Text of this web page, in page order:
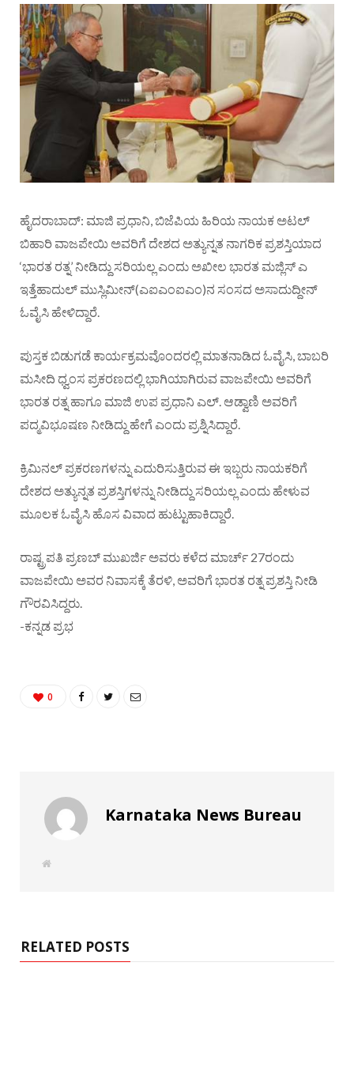
ಹೈದರಾಬಾದ್: ಮಾಜಿ ಪ್ರಧಾನಿ, ಬಿಜೆಪಿಯ ಹಿರಿಯ ನಾಯಕ ಅಟಲ್
ಬಿಹಾರಿ ವಾಜಪೇಯಿ ಅವರಿಗೆ ದೇಶದ ಅತ್ಯುನ್ನತ ನಾಗರಿಕ ಪ್ರಶಸ್ತಿಯಾದ
‘ಭಾರತ ರತ್ನ’ ನೀಡಿದ್ದು ಸರಿಯಲ್ಲ ಎಂದು ಅಖೀಲ ಭಾರತ ಮಜ್ಲಿಸ್ ಎ
ಇತ್ತೆಹಾದುಲ್ ಮುಸ್ಲಿಮೀನ್(ಎಐಎಂಐಎಂ)ನ ಸಂಸದ ಅಸಾದುದ್ದೀನ್
ಓವೈಸಿ ಹೇಳಿದ್ದಾರೆ.
ಪುಸ್ತಕ ಬಿಡುಗಡೆ ಕಾರ್ಯಕ್ರಮವೊಂದರಲ್ಲಿ ಮಾತನಾಡಿದ ಓವೈಸಿ, ಬಾಬರಿ
ಮಸೀದಿ ಧ್ವಂಸ ಪ್ರಕರಣದಲ್ಲಿ ಭಾಗಿಯಾಗಿರುವ ವಾಜಪೇಯಿ ಅವರಿಗೆ
ಭಾರತ ರತ್ನ ಹಾಗೂ ಮಾಜಿ ಉಪ ಪ್ರಧಾನಿ ಎಲ್. ಆಡ್ವಾಣಿ ಅವರಿಗೆ
ಪದ್ಮವಿಭೂಷಣ ನೀಡಿದ್ದು ಹೇಗೆ ಎಂದು ಪ್ರಶ್ನಿಸಿದ್ದಾರೆ.
ಕ್ರಿಮಿನಲ್ ಪ್ರಕರಣಗಳನ್ನು ಎದುರಿಸುತ್ತಿರುವ ಈ ಇಬ್ಬರು ನಾಯಕರಿಗೆ
ದೇಶದ ಅತ್ಯುನ್ನತ ಪ್ರಶಸ್ತಿಗಳನ್ನು ನೀಡಿದ್ದು ಸರಿಯಲ್ಲ ಎಂದು ಹೇಳುವ
ಮೂಲಕ ಓವೈಸಿ ಹೊಸ ವಿವಾದ ಹುಟ್ಟುಹಾಕಿದ್ದಾರೆ.
ರಾಷ್ಟ್ರಪತಿ ಪ್ರಣಬ್ ಮುಖರ್ಜಿ ಅವರು ಕಳೆದ ಮಾರ್ಚ್ 27ರಂದು
ವಾಜಪೇಯಿ ಅವರ ನಿವಾಸಕ್ಕೆ ತೆರಳಿ, ಅವರಿಗೆ ಭಾರತ ರತ್ನ ಪ್ರಶಸ್ತಿ ನೀಡಿ
ಗೌರವಿಸಿದ್ದರು.
-ಕನ್ನಡ ಪ್ರಭ
0
Karnataka News Bureau
W
RELATED POSTS